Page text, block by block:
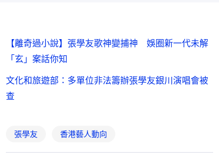
【離奇過小說】張學友歌神變捕神 娛圈新一代未解
「玄」案話你知
文化和旅遊部：多單位非法籌辦張學友銀川演唱會被
查
張學友 香港藝人動向